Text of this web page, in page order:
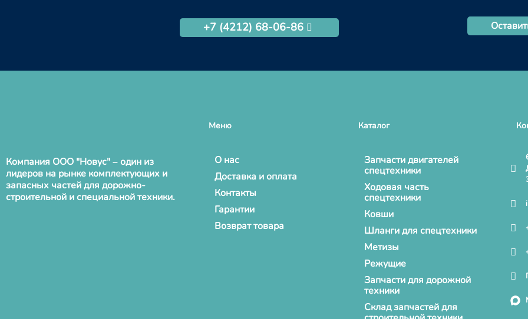
+7 (4212) 68-06-86
Компания ООО "Новус" – один из
лидеров на рынке комплектующих и
запасных частей для дорожно-
строительной и специальной техники.
Меню
О нас
Доставка и оплата
Контакты
Гарантии
Возврат товара
Каталог
Запчасти двигателей
спецтехники
Ходовая часть
спецтехники
Ковши
Шланги для спецтехники
Метизы
Режущие
Запчасти для дорожной
техники
Склад запчастей для